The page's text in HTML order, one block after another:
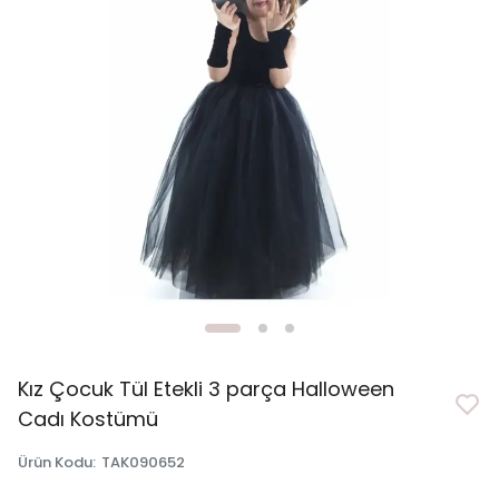
Kız Çocuk Tül Etekli 3 parça Halloween
Cadı Kostümü
Ürün Kodu: TAK090652